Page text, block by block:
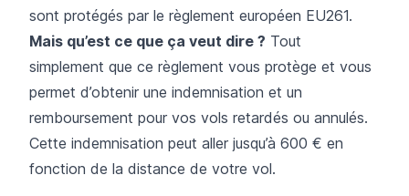
sont protégés par le règlement européen EU261.
Mais qu’est ce que ça veut dire ? Tout
simplement que ce règlement vous protège et vous
permet d’obtenir une indemnisation et un
remboursement pour vos vols retardés ou annulés.
Cette indemnisation peut aller jusqu’à 600 € en
fonction de la distance de votre vol.